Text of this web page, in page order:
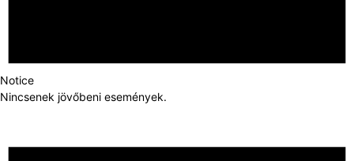
Notice
Nincsenek jövőbeni események.